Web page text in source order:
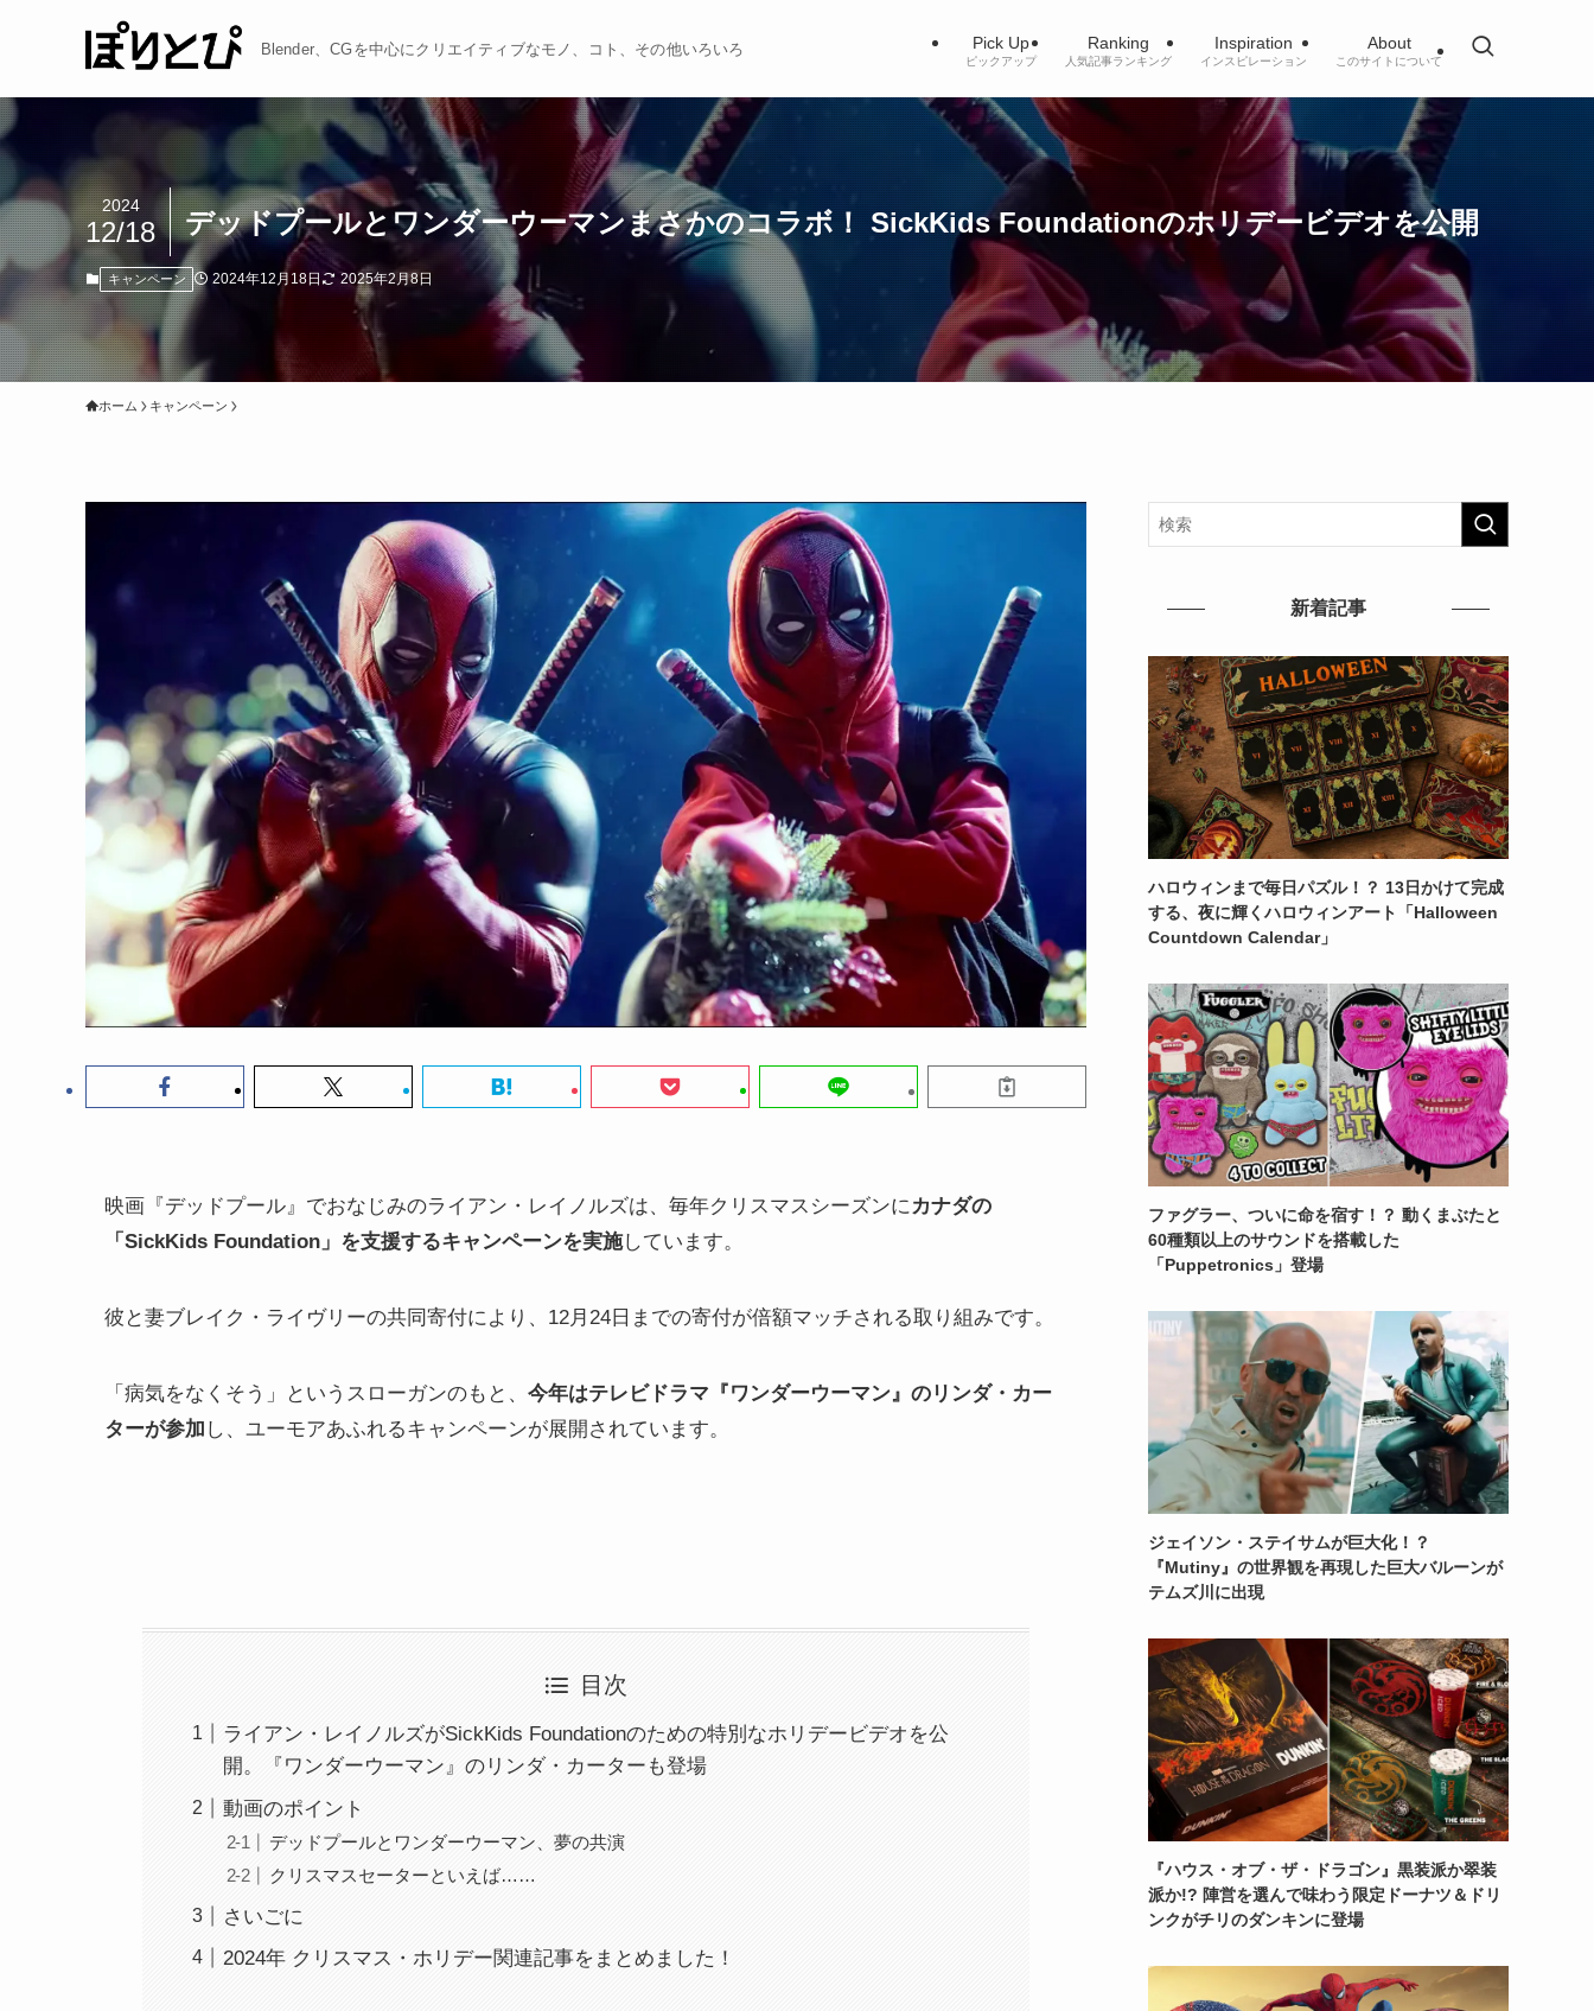
Blender、CGを中心にクリエイティブなモノ、コト、その他いろいろ Pick Up
ピックアップ
Ranking
人気記事ランキング
Inspiration
インスピレーション
About
このサイトについて
デッドプールとワンダーウーマンまさかのコラボ！ SickKids Foundationのホリデービデオを公開
2024
12/18
キャンペーン 2024年12月18日 2025年2月8日
ホーム キャンペーン
映画『デッドプール』でおなじみのライアン・レイノルズは、毎年クリスマスシーズンにカナダの
「SickKids Foundation」を支援するキャンペーンを実施しています。
彼と妻ブレイク・ライヴリーの共同寄付により、12月24日までの寄付が倍額マッチされる取り組みです。
「病気をなくそう」というスローガンのもと、 今年はテレビドラマ『ワンダーウーマン』のリンダ・カー
ターが参加 し、ユーモアあふれるキャンペーンが展開されています。
目次
ライアン・レイノルズがSickKids Foundationのための特別なホリデービデオを公
開。『ワンダーウーマン』のリンダ・カーターも登場
動画のポイント
デッドプールとワンダーウーマン、夢の共演
クリスマスセーターといえば……
さいごに
2024年 クリスマス・ホリデー関連記事をまとめました！
新着記事
ハロウィンまで毎日パズル！？ 13日かけて完成
する、夜に輝くハロウィンアート「Halloween
Countdown Calendar」
ファグラー、ついに命を宿す！？ 動くまぶたと
60種類以上のサウンドを搭載した
「Puppetronics」登場
ジェイソン・ステイサムが巨大化！？
『Mutiny』の世界観を再現した巨大バルーンが
テムズ川に出現
『ハウス・オブ・ザ・ドラゴン』黒装派か翠装
派か!? 陣営を選んで味わう限定ドーナツ＆ドリ
ンクがチリのダンキンに登場